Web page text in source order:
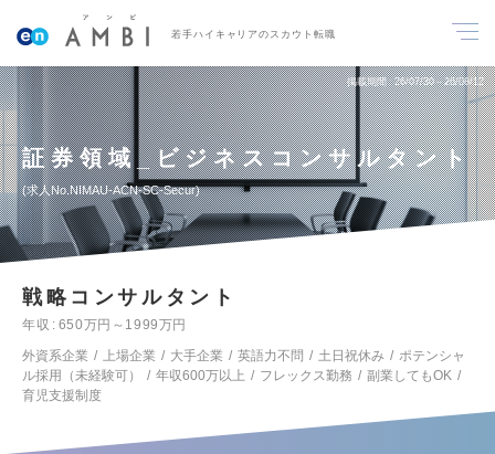
若手ハイキャリアのスカウト転職
掲載期間 26/07/30～26/08/12
証券領域_ビジネスコンサルタント
求人No.NIMAU-ACN-SC-Secur
戦略コンサルタント
年収
650万円～1999万円
外資系企業
上場企業 大手企業 英語力不問 土日祝休み
ポテンシャ
ル採用（未経験可）
年収600万以上 フレックス勤務
副業してもOK
育児支援制度